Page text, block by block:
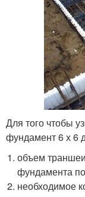
Для того чтобы
фундамент 6 х 6
объем
фундамента
необходимое